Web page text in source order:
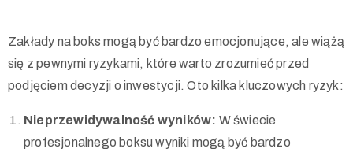
Zakłady na boks mogą być bardzo emocjonujące, ale wiążą
się z pewnymi ryzykami, które warto zrozumieć przed
podjęciem decyzji o inwestycji. Oto kilka kluczowych ryzyk:
Nieprzewidywalność wyników: W świecie
profesjonalnego boksu wyniki mogą być bardzo